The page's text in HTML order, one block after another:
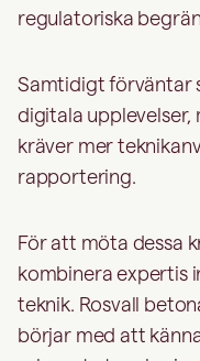
regulatoriska
Samtidigt förväntar
digitala
kräver mer
rapportering.
För att möta dessa
kombinera expertis
teknik. Rosvall
börjar med att